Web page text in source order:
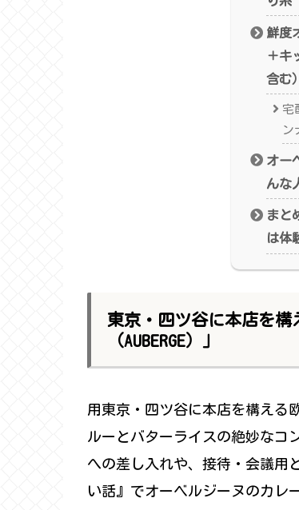
鮮度
＋キ
含む）
宅
ン
オー
んな
まと
は体
東京・四ツ谷に本店を構
（AUBERGE）」
用東京・四ツ谷に本店を構える
ルーとバターライスの絶妙なコ
への差し入れや、接待・会議用
い話』でオーベルジーヌのカレ